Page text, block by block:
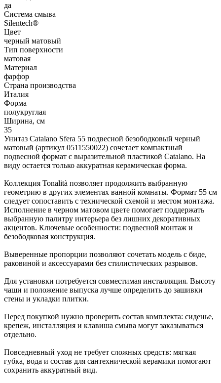
да
Система смыва
Silentech®
Цвет
черный матовый
Тип поверхности
матовая
Материал
фарфор
Страна производства
Италия
Форма
полукруглая
Ширина, см
35
Унитаз Catalano Sfera 55 подвесной безободковый черный
матовый (артикул 0511550022) сочетает компактный
подвесной формат с выразительной пластикой Catalano. На
виду остается только аккуратная керамическая форма.
Коллекция Tonalità позволяет продолжить выбранную
геометрию в других элементах ванной комнаты. Формат 55 см
следует сопоставить с технической схемой и местом монтажа.
Исполнение в черном матовом цвете помогает поддержать
выбранную палитру интерьера без лишних декоративных
акцентов. Ключевые особенности: подвесной монтаж и
безободковая конструкция.
Выверенные пропорции позволяют сочетать модель с биде,
раковиной и аксессуарами без стилистических разрывов.
Для установки потребуется совместимая инсталляция. Высоту
чаши и положение выпуска лучше определить до зашивки
стены и укладки плитки.
Перед покупкой нужно проверить состав комплекта: сиденье,
крепеж, инсталляция и клавиша смыва могут заказываться
отдельно.
Повседневный уход не требует сложных средств: мягкая
губка, вода и состав для сантехнической керамики помогают
сохранить аккуратный вид.